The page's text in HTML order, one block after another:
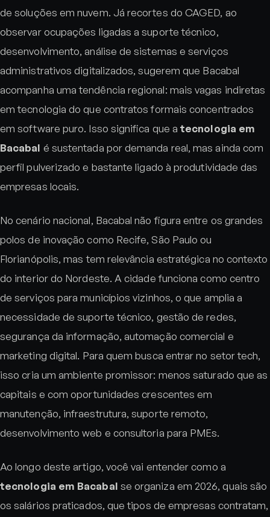
de soluções em nuvem. Já recortes do CAGED, ao
observar ocupações ligadas a suporte técnico,
desenvolvimento, análise de sistemas e serviços
administrativos digitalizados, sugerem que Bacabal
acompanha uma tendência regional: mais vagas indiretas
em tecnologia do que contratos formais concentrados
em software puro. Isso significa que atecnologia em
Bacabal é sustentada por demanda real, mas ainda com
perfil pulverizado e bastante ligado à produtividade das
empresas locais.
No cenário nacional, Bacabal não figura entre os grandes
polos de inovação como Recife, São Paulo ou
Florianópolis, mas tem relevância estratégica no contexto
do interior do Nordeste. A cidade funciona como centro
de serviços para municípios vizinhos, o que amplia a
necessidade de suporte técnico, gestão de redes,
segurança da informação, automação comercial e
marketing digital. Para quem busca entrar no setor tech,
isso cria um ambiente promissor: menos saturado que as
capitais e com oportunidades crescentes em
manutenção, infraestrutura, suporte remoto,
desenvolvimento web e consultoria para PMEs.
Ao longo deste artigo, você vai entender como a
tecnologia em Bacabal se organiza em 2026, quais são
os salários praticados, que tipos de empresas contratam,